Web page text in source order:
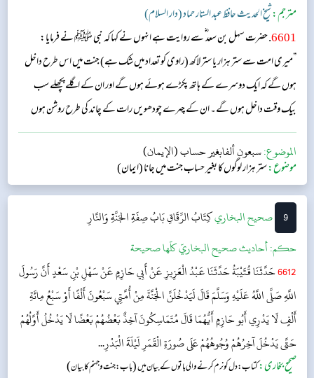
مترجم:شیخ الحدیث حافظ عبد الستار حماد (دار السلام)
6601. حضرت سہل بن سعد ؓ سے روایت ہے انہوں نے کہا کہ نبی ﷺ نے فرمایا:
”میری امت سے ستر ہزار یا ستر لاکھ (راوی کو تعداد میں شک ہے) جنت میں اس طرح داخل
ہوں گے کہ ایک دوسرے کے ہاتھ پکڑے ہوئے ہوں گے اور ان کے اگلے پچھلے سب
بیک وقت داخل ہوں گے۔ ان کے چہرے چودھویں رات کے چاند کی طرح روشن ہوں
گے۔“...
الموضوع:سبعون ألفابغير حساب (الإيمان)
موضوع:ستر ہزار لوگوں کا بغیر حساب جنت میں جانا (ایمان)
9 ‌‌صحيح البخاريكِتَابُ الرِّقَاقِبَابُ صِفَةِ الجَنَّةِ وَالنَّارِ
حکم:أحاديث صحيح البخاريّ كلّها صحيحة
6612حَدَّثَنَا قُتَيْبَةُ حَدَّثَنَا عَبْدُ الْعَزِيزِ عَنْ أَبِي حَازِمٍ عَنْ سَهْلِ بْنِ سَعْدٍ أَنَّ رَسُولَ
اللَّهِ صَلَّى اللَّهُ عَلَيْهِ وَسَلَّمَ قَالَ لَيَدْخُلَنَّ الْجَنَّةَ مِنْ أُمَّتِي سَبْعُونَ أَلْفًا أَوْ سَبْعُ مِائَةِ
أَلْفٍ لَا يَدْرِي أَبُو حَازِمٍ أَيُّهُمَا قَالَ مُتَمَاسِكُونَ آخِذٌ بَعْضُهُمْ بَعْضًا لَا يَدْخُلُ أَوَّلُهُمْ
حَتَّى يَدْخُلَ آخِرُهُمْ وُجُوهُهُمْ عَلَى صُورَةِ الْقَمَرِ لَيْلَةَ الْبَدْرِ...
صحیح بخاری:کتاب: دل کو نرم کرنے والی باتوں کے بیان میں(باب: جنت و جہنم کا بیان)